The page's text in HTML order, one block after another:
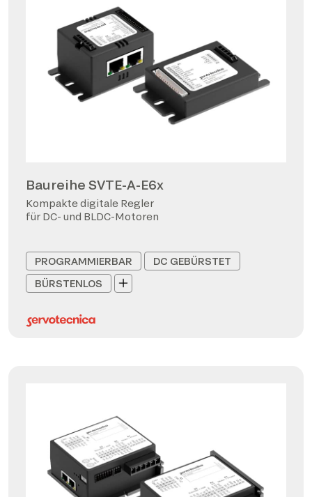
Baureihe SVTE-A-E6x
Kompakte digitale Regler
für DC- und BLDC-Motoren
PROGRAMMIERBAR
DC GEBÜRSTET
BÜRSTENLOS